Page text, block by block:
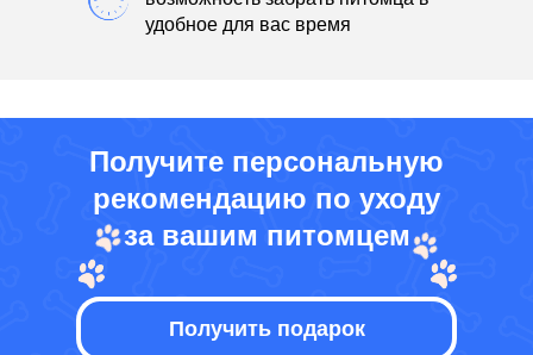
удобное для вас время
Получить подарок
Получите персональную
рекомендацию по уходу
за вашим питомцем